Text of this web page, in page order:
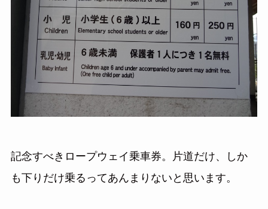
記念すべきロープウェイ乗車券。片道だけ、しか
も下りだけ乗るってあんまりないと思います。